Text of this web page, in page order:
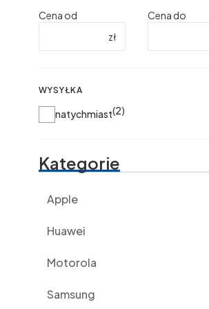
Cena od
zł
Cena do
WYSYŁKA
Wysyłka
natychmiast 2
Kategorie
Apple
Huawei
Motorola
Samsung